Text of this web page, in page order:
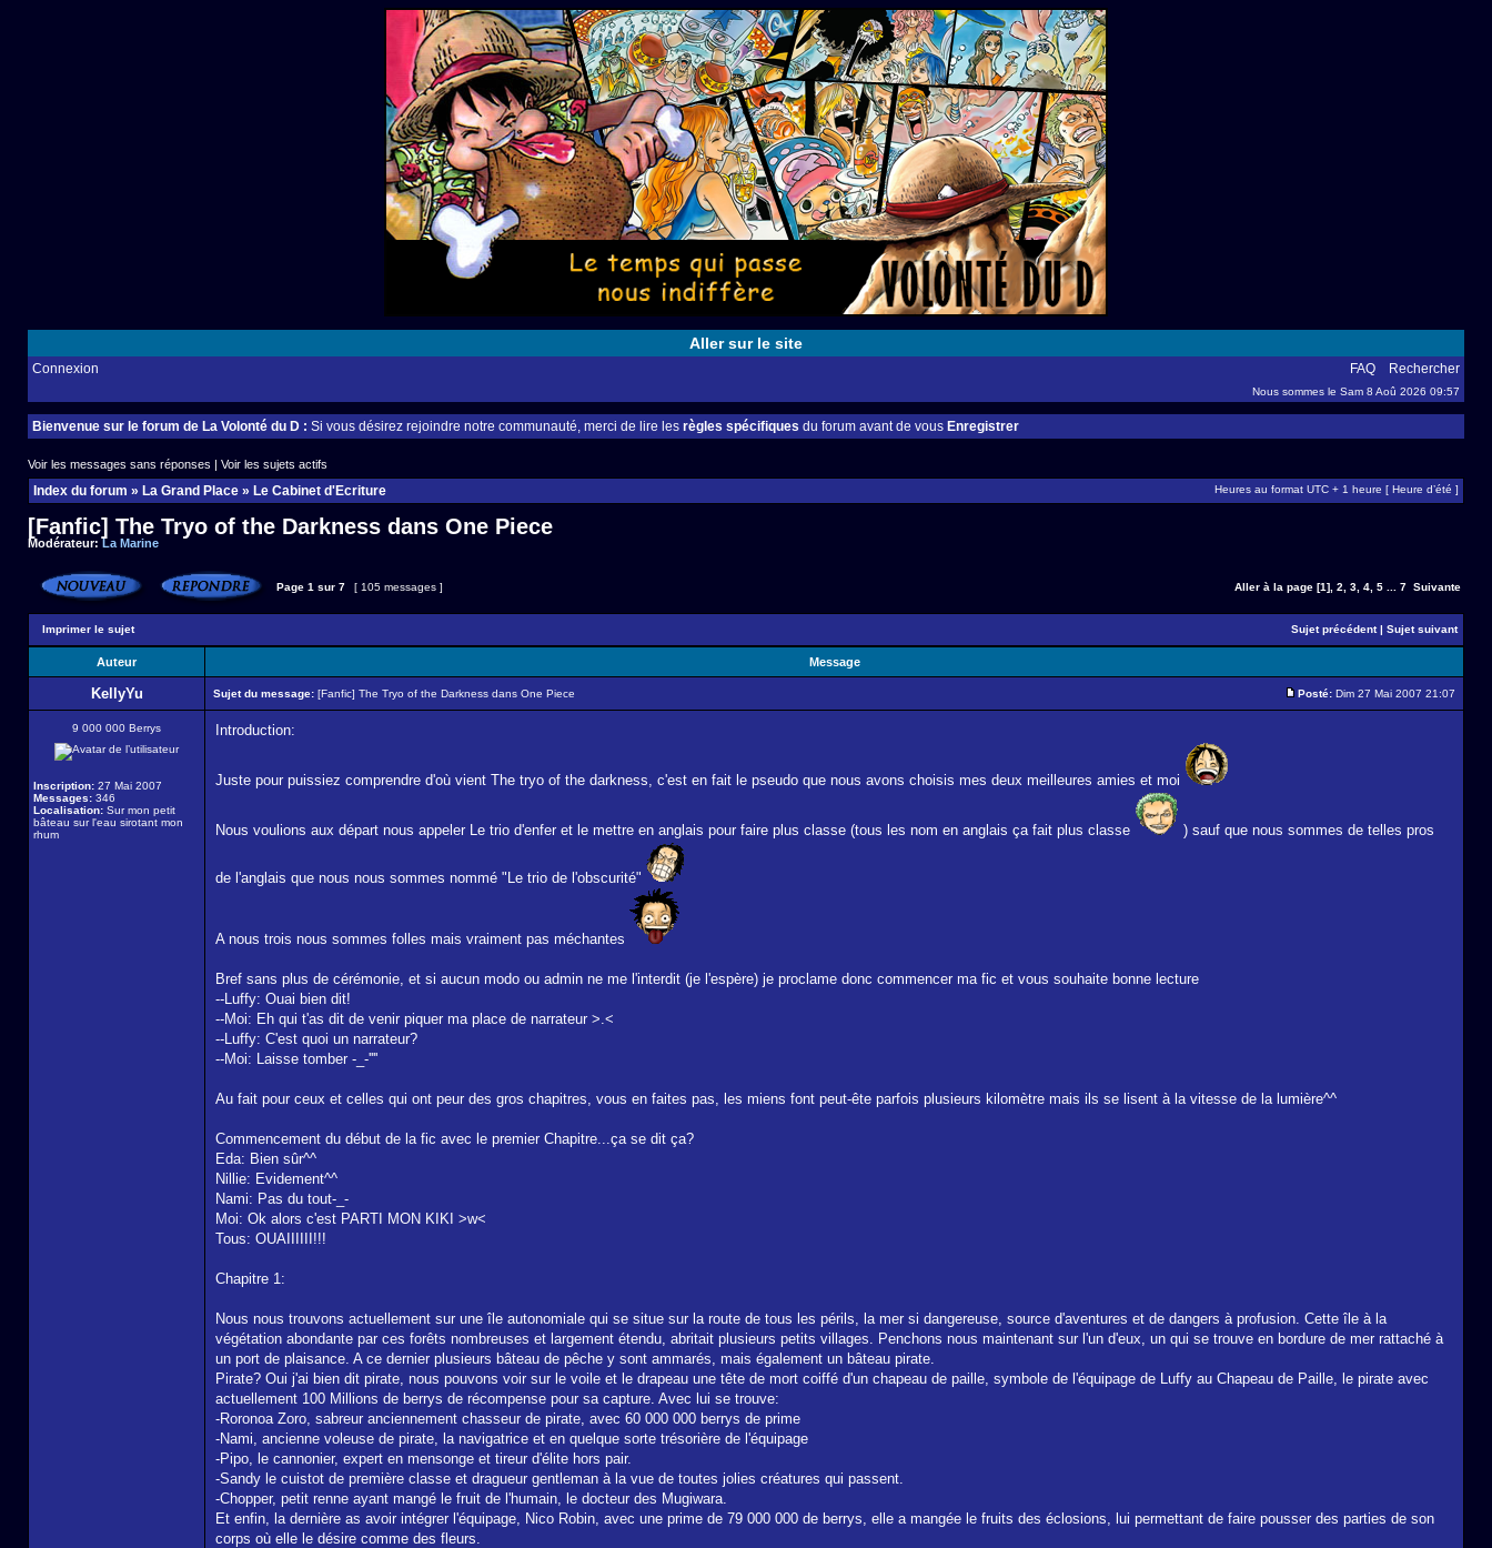
Aller sur le site
Connexion FAQ Rechercher
Nous sommes le Sam 8 Aoû 2026 09:57
Bienvenue sur le forum de La Volonté du D : Si vous désirez rejoindre notre communauté, merci de lire les règles spécifiques du forum avant de vous Enregistrer
Voir les messages sans réponses | Voir les sujets actifs
Index du forum » La Grand Place » Le Cabinet d'Ecriture Heures au format UTC + 1 heure [ Heure d’été ]
[Fanfic] The Tryo of the Darkness dans One Piece
Modérateur:La Marine
Page 1 sur 7 [ 105 messages ] Aller à la page [1] 2 3 4 5 7 Suivante
Imprimer le sujet Sujet précédent| Sujet suivant
Auteur Message
KellyYu Sujet du message: [Fanfic] The Tryo of the Darkness dans One Piece Posté: Dim 27 Mai 2007 21:07
9 000 000 Berrys
Inscription: 27 Mai 2007
Messages: 346
Localisation: Sur mon petit
bâteau sur l'eau sirotant mon
rhum
Introduction:
Juste pour puissiez comprendre d'où vient The tryo of the darkness, c'est en fait le pseudo que nous avons choisis mes deux meilleures amies et moi
Nous voulions aux départ nous appeler Le trio d'enfer et le mettre en anglais pour faire plus classe (tous les nom en anglais ça fait plus classe ) sauf que nous sommes de telles pros
de l'anglais que nous nous sommes nommé "Le trio de l'obscurité"
A nous trois nous sommes folles mais vraiment pas méchantes
Bref sans plus de cérémonie, et si aucun modo ou admin ne me l'interdit (je l'espère) je proclame donc commencer ma fic et vous souhaite bonne lecture
--Luffy: Ouai bien dit!
--Moi: Eh qui t'as dit de venir piquer ma place de narrateur >.<
--Luffy: C'est quoi un narrateur?
--Moi: Laisse tomber -_-''''
Au fait pour ceux et celles qui ont peur des gros chapitres, vous en faites pas, les miens font peut-ête parfois plusieurs kilomètre mais ils se lisent à la vitesse de la lumière^^
Commencement du début de la fic avec le premier Chapitre...ça se dit ça?
Eda: Bien sûr^^
Nillie: Evidement^^
Nami: Pas du tout-_-
Moi: Ok alors c'est PARTI MON KIKI >w<
Tous: OUAIIIIII!!!
Chapitre 1:
Nous nous trouvons actuellement sur une île autonomiale qui se situe sur la route de tous les périls, la mer si dangereuse, source d'aventures et de dangers à profusion. Cette île à la
végétation abondante par ces forêts nombreuses et largement étendu, abritait plusieurs petits villages. Penchons nous maintenant sur l'un d'eux, un qui se trouve en bordure de mer rattaché à
un port de plaisance. A ce dernier plusieurs bâteau de pêche y sont ammarés, mais également un bâteau pirate.
Pirate? Oui j'ai bien dit pirate, nous pouvons voir sur le voile et le drapeau une tête de mort coiffé d'un chapeau de paille, symbole de l'équipage de Luffy au Chapeau de Paille, le pirate avec
actuellement 100 Millions de berrys de récompense pour sa capture. Avec lui se trouve:
-Roronoa Zoro, sabreur anciennement chasseur de pirate, avec 60 000 000 berrys de prime
-Nami, ancienne voleuse de pirate, la navigatrice et en quelque sorte trésorière de l'équipage
-Pipo, le cannonier, expert en mensonge et tireur d'élite hors pair.
-Sandy le cuistot de première classe et dragueur gentleman à la vue de toutes jolies créatures qui passent.
-Chopper, petit renne ayant mangé le fruit de l'humain, le docteur des Mugiwara.
Et enfin, la dernière as avoir intégrer l'équipage, Nico Robin, avec une prime de 79 000 000 de berrys, elle a mangée le fruits des éclosions, lui permettant de faire pousser des parties de son
corps où elle le désire comme des fleurs.